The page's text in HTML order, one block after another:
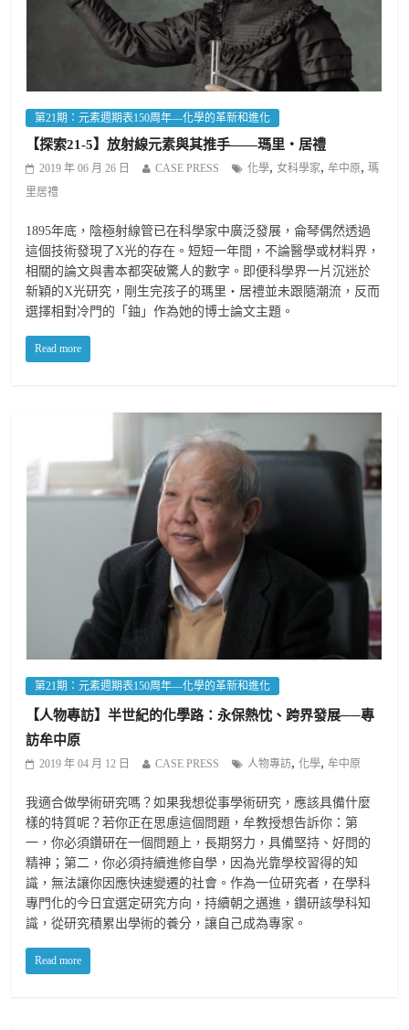
第21期：元素週期表150周年—化學的革新和進化
【探索21-5】放射線元素與其推手——瑪里‧居禮
2019 年 06 月 26 日 CASE PRESS 化學,女科學家,牟中原,瑪
里居禮
1895年底，陰極射線管已在科學家中廣泛發展，侖琴偶然透過
這個技術發現了X光的存在。短短一年間，不論醫學或材料界，
相關的論文與書本都突破驚人的數字。即便科學界一片沉迷於
新穎的X光研究，剛生完孩子的瑪里‧居禮並未跟隨潮流，反而
選擇相對冷門的「鈾」作為她的博士論文主題。
Read more
第21期：元素週期表150周年—化學的革新和進化
【人物專訪】半世紀的化學路：永保熱忱、跨界發展──專
訪牟中原
2019 年 04 月 12 日 CASE PRESS 人物專訪,化學,牟中原
我適合做學術研究嗎？如果我想從事學術研究，應該具備什麼
樣的特質呢？若你正在思慮這個問題，牟教授想告訴你：第
一，你必須鑽研在一個問題上，長期努力，具備堅持、好問的
精神；第二，你必須持續進修自學，因為光靠學校習得的知
識，無法讓你因應快速變遷的社會。作為一位研究者，在學科
專門化的今日宜選定研究方向，持續朝之邁進，鑽研該學科知
識，從研究積累出學術的養分，讓自己成為專家。
Read more